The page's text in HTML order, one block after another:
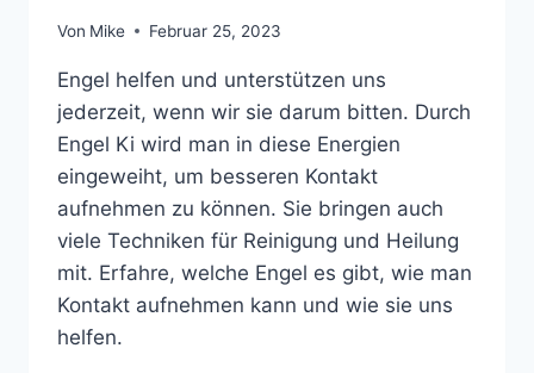
Von Mike Februar 25, 2023
Engel helfen und unterstützen uns
jederzeit, wenn wir sie darum bitten. Durch
Engel Ki wird man in diese Energien
eingeweiht, um besseren Kontakt
aufnehmen zu können. Sie bringen auch
viele Techniken für Reinigung und Heilung
mit. Erfahre, welche Engel es gibt, wie man
Kontakt aufnehmen kann und wie sie uns
helfen.